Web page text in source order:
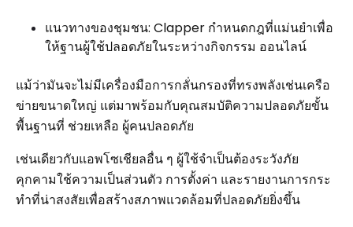
แนวทางของชุมชน: Clapper กำหนดกฎที่แม่นยำเพื่อ
ให้ฐานผู้ใช้ปลอดภัยในระหว่างกิจกรรม ออนไลน์
แม้ว่ามันจะไม่มีเครื่องมือการกลั่นกรองที่ทรงพลังเช่นเครือ
ข่ายขนาดใหญ่ แต่มาพร้อมกับคุณสมบัติความปลอดภัยขั้น
พื้นฐานที่ ช่วยเหลือ ผู้คนปลอดภัย
เช่นเดียวกับแอพโซเชียลอื่น ๆ ผู้ใช้จำเป็นต้องระวังภัย
คุกคามใช้ความเป็นส่วนตัว การตั้งค่า และรายงานการกระ
ทำที่น่าสงสัยเพื่อสร้างสภาพแวดล้อมที่ปลอดภัยยิ่งขึ้น